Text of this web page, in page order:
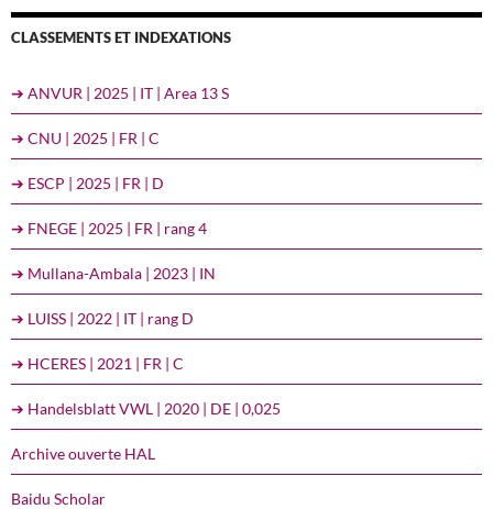
CLASSEMENTS ET INDEXATIONS
➔ ANVUR | 2025 | IT | Area 13 S
➔ CNU | 2025 | FR | C
➔ ESCP | 2025 | FR | D
➔ FNEGE | 2025 | FR | rang 4
➔ Mullana-Ambala | 2023 | IN
➔ LUISS | 2022 | IT | rang D
➔ HCERES | 2021 | FR | C
➔ Handelsblatt VWL | 2020 | DE | 0,025
Archive ouverte HAL
Baidu Scholar